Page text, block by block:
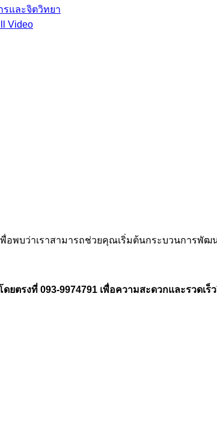
รและจิตวิทยา
Video
อพบว่าเราสามารถช่วยคุณเริ่มต้นกระบวนการพั
ตรงที่ 093-9974791 เพื่อความสะดวกและรวดเร็